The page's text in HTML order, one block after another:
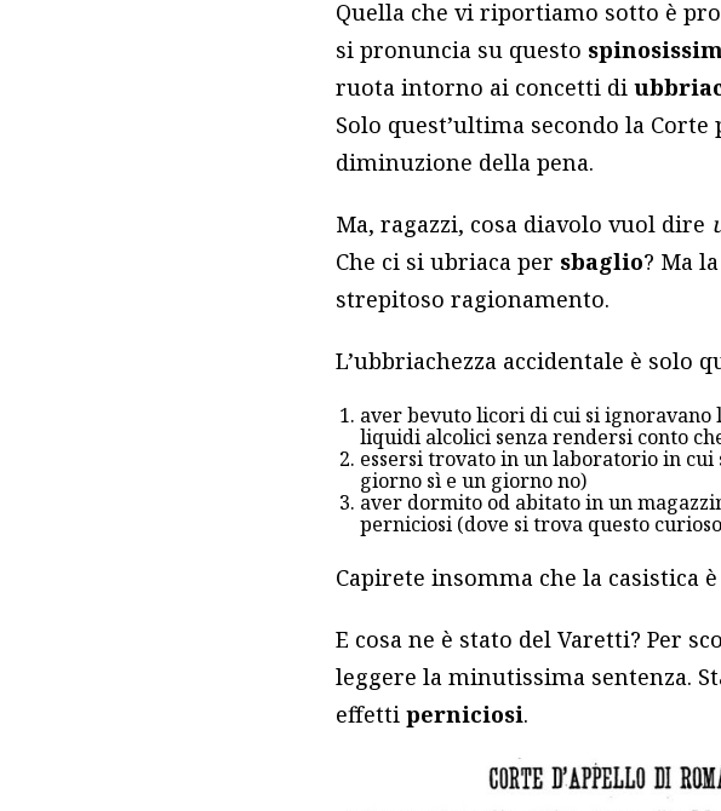
Quella che vi riportiamo sotto è
si pronuncia su questo
ruota intorno ai concetti di
Solo quest’ultima secondo la Corte
diminuzione della pena.
Ma, ragazzi, cosa diavolo vuol dire
Che ci si ubriaca per sbaglio? Ma
strepitoso ragionamento.
L’ubbriachezza accidentale è solo
aver bevuto licori di cui si
liquidi alcolici senza rendersi conto
essersi trovato in un laboratorio in cui
giorno sì e un giorno no)
aver dormito od abitato in un
perniciosi (dove si trova questo
Capirete insomma che la casistica
E cosa ne è stato del Varetti? Per
leggere la minutissima sentenza.
effetti perniciosi.